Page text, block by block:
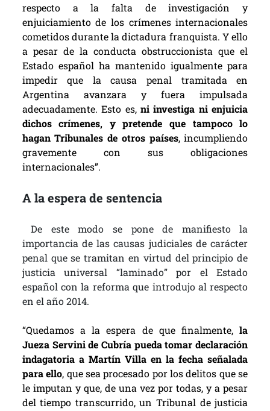
respecto a la falta de investigación y
enjuiciamiento de los crímenes internacionales
cometidos durante la dictadura franquista. Y ello
a pesar de la conducta obstruccionista que el
Estado español ha mantenido igualmente para
impedir que la causa penal tramitada en
Argentina avanzara y fuera impulsada
adecuadamente. Esto es, ni investiga ni enjuicia
dichos crímenes, y pretende que tampoco lo
hagan Tribunales de otros países, incumpliendo
gravemente con sus obligaciones
internacionales”.
A la espera de sentencia
De este modo se pone de manifiesto la
importancia de las causas judiciales de carácter
penal que se tramitan en virtud del principio de
justicia universal “laminado” por el Estado
español con la reforma que introdujo al respecto
en el año 2014.
“Quedamos a la espera de que finalmente, la
Jueza Servini de Cubría pueda tomar declaración
indagatoria a Martín Villa en la fecha señalada
para ello, que sea procesado por los delitos que se
le imputan y que, de una vez por todas, y a pesar
del tiempo transcurrido, un Tribunal de justicia